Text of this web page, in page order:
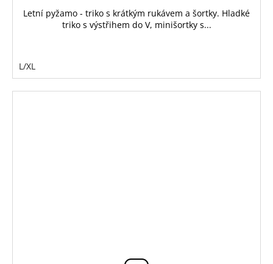
Letní pyžamo - triko s krátkým rukávem a šortky. Hladké
triko s výstřihem do V, minišortky s...
L/XL